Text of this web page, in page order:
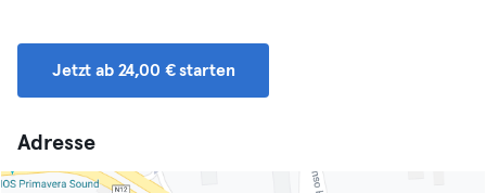
Jetzt ab 24,00 € starten
Adresse